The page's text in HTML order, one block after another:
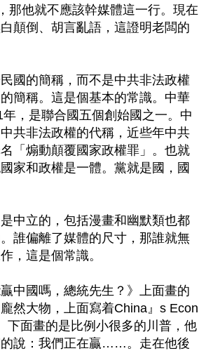
那他就不應該幹媒體這一行。現在
顛倒、胡言亂語，這證明老闆的
民國的簡稱，而不是中共非法政權
簡稱。這是個基本的常識。中華
，是聯合國五個創始國之一。中
共非法政權的代稱，近些年中共
「煽動顛覆國家政權罪」。也就
家和政權是一體。黨就是國，國
中立的，包括漫畫和幽默類也都
誰偏離了媒體的尺寸，那誰就無
，這是個常識。
中國嗎，總統先生？》上面畫的
然大物，上面寫着China』s Econ
下面畫的是比例小很多的川普，他
說：我們正在贏……。走在他後